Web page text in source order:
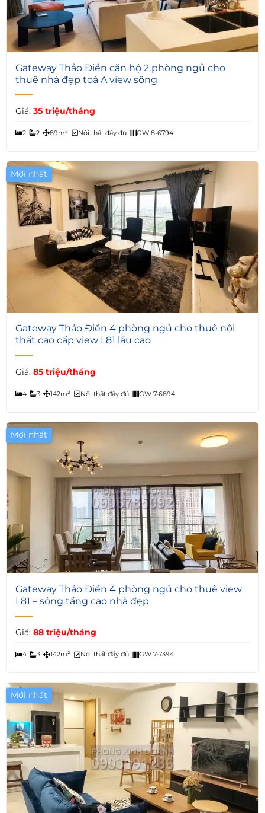
5
Gateway Thảo Điền căn hộ 2 phòng ngủ cho
thuê nhà đẹp toà A view sông
Giá: 35 triệu/tháng
2 2 89m² Nội thất đầy đủ GW 8-6794
Mới nhất Giá Tốt
7
Gateway Thảo Điền 4 phòng ngủ cho thuê nội
thất cao cấp view L81 lầu cao
Giá: 85 triệu/tháng
4 3 142m² Nội thất đầy đủ GW 7-6894
Mới nhất
6
Gateway Thảo Điền 4 phòng ngủ cho thuê view
L81 – sông tầng cao nhà đẹp
Giá: 88 triệu/tháng
4 3 142m² Nội thất đầy đủ GW 7-7394
Mới nhất